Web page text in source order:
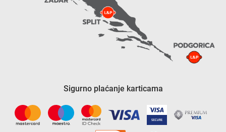
Sigurno plaćanje karticama